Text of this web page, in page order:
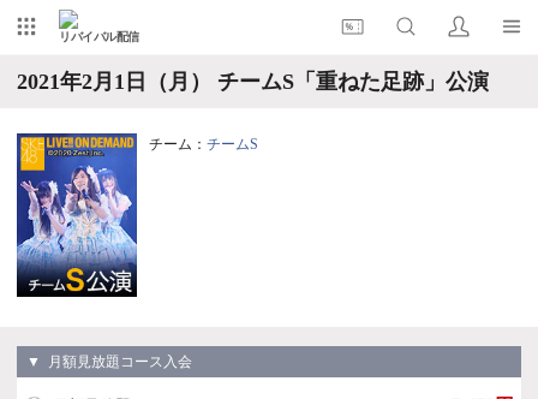
リバイバル配信
2021年2月1日（月） チームS「重ねた足跡」公演
チーム： チームS
▼ 月額見放題コース入会